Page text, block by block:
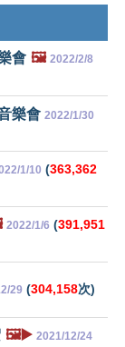
會 🖼️ 2022/2/8
樂會 2022/1/30
1/10 (363,362
2022/1/6 (391,951
29 (304,158次)
🖼️▶️ 2021/12/24